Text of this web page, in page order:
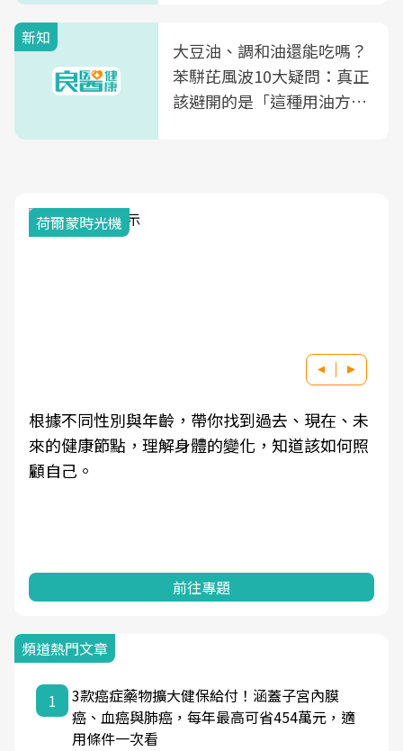
新知
大豆油、調和油還能吃嗎？
苯駢芘風波10大疑問：真正
該避開的是「這種用油方
2025健檢服務大調查
因應超高齡社會來臨，良醫健康網推動「2025年
健檢服務大調查」，以倡議健康促進為目的，深
耕健康篩檢之於台灣民眾健康的關鍵角色，並透
前往專題
頻道熱門文章
1
3款癌症藥物擴大健保給付！涵蓋子宮內膜
癌、血癌與肺癌，每年最高可省454萬元，適
用條件一次看